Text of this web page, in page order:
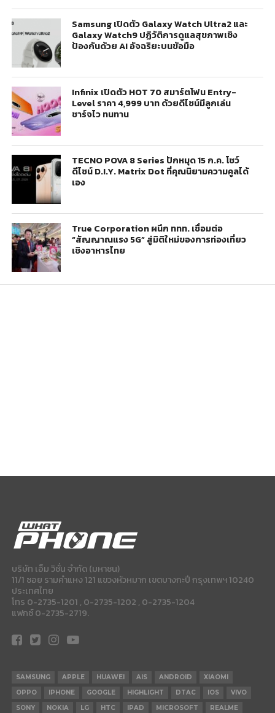
Samsung เปิดตัว Galaxy Watch Ultra2 และ
Galaxy Watch9 ปฏิวัติการดูแลสุขภาพเชิง
ป้องกันด้วย AI อัจฉริยะบนข้อมือ
Infinix เปิดตัว HOT 70 สมาร์ตโฟน Entry-
Level ราคา 4,999 บาท ด้วยดีไซน์มีลูกเล่น
ชาร์จไว ทนทาน
TECNO POVA 8 Series ปักหมุด 15 ก.ค. โชว์
ดีไซน์ D.I.Y. Matrix Dot ที่คุณนิยามความคูลได้
เอง
True Corporation ผนึก ททท. เชื่อมต่อ
“สัญญาณแรง 5G” สู่มิติใหม่ของการท่องเที่ยว
เชิงอาหารไทย
บริษัท เอ็ม วิชั่น จำกัด (มหาชน)
11/1 ซอย รามคำแหง 121 แขวงหัวหมาก เขตบางกะปี กรุงเทพฯ 10240
ประเทศไทย
โทร 0-2735-1201 , 0-2735-1202 , 0-2735-1204
แฟกซ์ 0-2735-2719.
SAMSUNG APPLE HUAWEI AIS ANDROID
XIAOMI
OPPO
IPHONE GOOGLE HIGHLIGHT DTAC IOS
VIVO
SONY
NOKIA LG HTC IPAD MICROSOFT REALME